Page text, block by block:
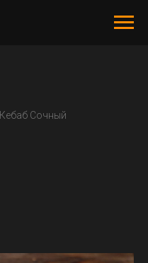
Кебаб Сочный